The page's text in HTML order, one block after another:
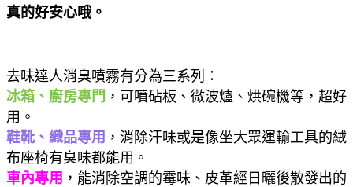
真的好安心哦。
去味達人消臭噴霧有分為三系列：
冰箱、廚房專門 ，可噴砧板、微波爐、烘碗機等，超好
用。
鞋靴、織品專用 ，消除汗味或是像坐大眾運輸工具的絨
布座椅有臭味都能用。
車內專用 ，能消除空調的霉味、皮革經日曬後散發出的